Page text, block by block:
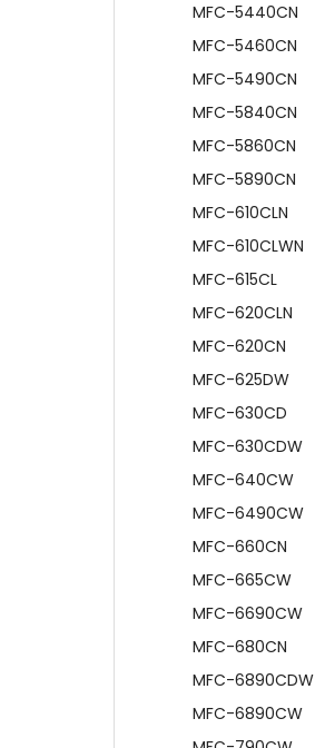
MFC-5440CN
MFC-5460CN
MFC-5490CN
MFC-5840CN
MFC-5860CN
MFC-5890CN
MFC-610CLN
MFC-610CLWN
MFC-615CL
MFC-620CLN
MFC-620CN
MFC-625DW
MFC-630CD
MFC-630CDW
MFC-640CW
MFC-6490CW
MFC-660CN
MFC-665CW
MFC-6690CW
MFC-680CN
MFC-6890CDW
MFC-6890CW